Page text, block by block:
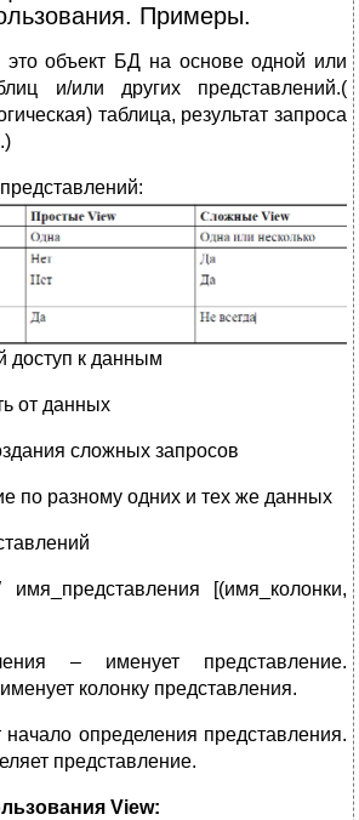
Примеры.
это объект БД на основе одной или
и/или других представлений.(
таблица, результат запроса
доступ к данным
от данных
сложных запросов
по разному одних и тех же данных
[(имя_колонки,
– именует представление.
колонку представления.
начало определения представления.
представление.
View: